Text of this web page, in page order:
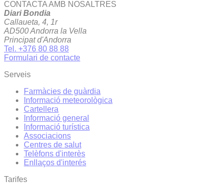
CONTACTA AMB NOSALTRES
Diari Bondia
Callaueta, 4, 1r
AD500 Andorra la Vella
Principat d'Andorra
Tel. +376 80 88 88
Formulari de contacte
Serveis
Farmàcies de guàrdia
Informació meteorològica
Cartellera
Informació general
Informació turística
Associacions
Centres de salut
Telèfons d'interès
Enllaços d'interés
Tarifes